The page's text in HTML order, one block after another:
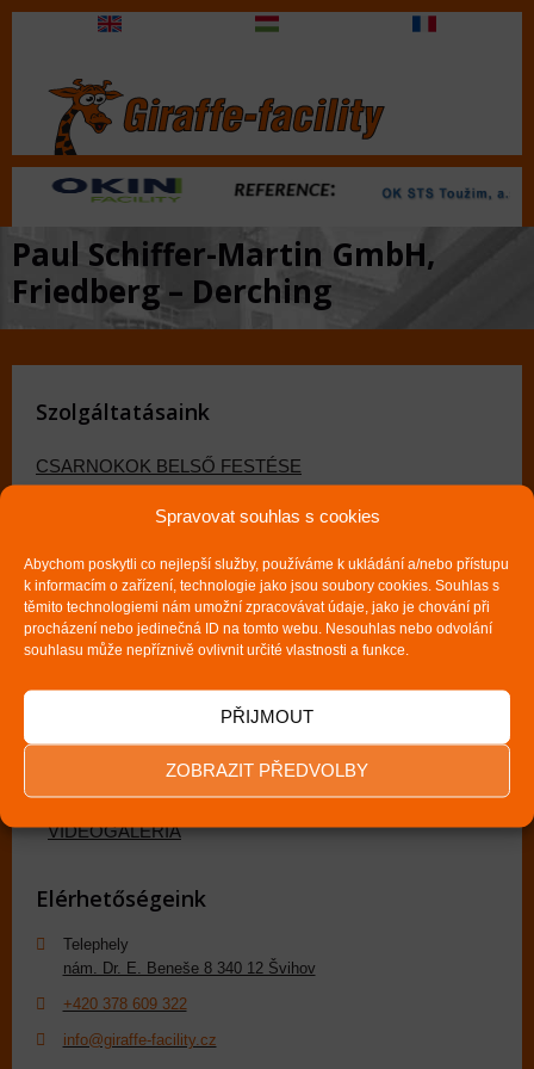
Spravovat souhlas s cookies
Abychom poskytli co nejlepší služby, používáme k ukládání a/nebo přístupu
k informacím o zařízení, technologie jako jsou soubory cookies. Souhlas s
těmito technologiemi nám umožní zpracovávat údaje, jako je chování při
procházení nebo jedinečná ID na tomto webu. Nesouhlas nebo odvolání
souhlasu může nepříznivě ovlivnit určité vlastnosti a funkce.
PŘIJMOUT
ZOBRAZIT PŘEDVOLBY
Paul Schiffer-Martin GmbH,
Friedberg – Derching
Szolgáltatásaink
CSARNOKOK BELSŐ FESTÉSE
CSARNOKOK BELSO TISZTÍTÁSA
Acélszerkezetek bevonatai
FÉMLEMEZ TETÖK FESTÉSE
Több információ
REFERENCIÁK
VIDEÓGALÉRIA
Elérhetőségeink
Telephely
nám. Dr. E. Beneše 8 340 12 Švihov
+420 378 609 322
info@giraffe-facility.cz